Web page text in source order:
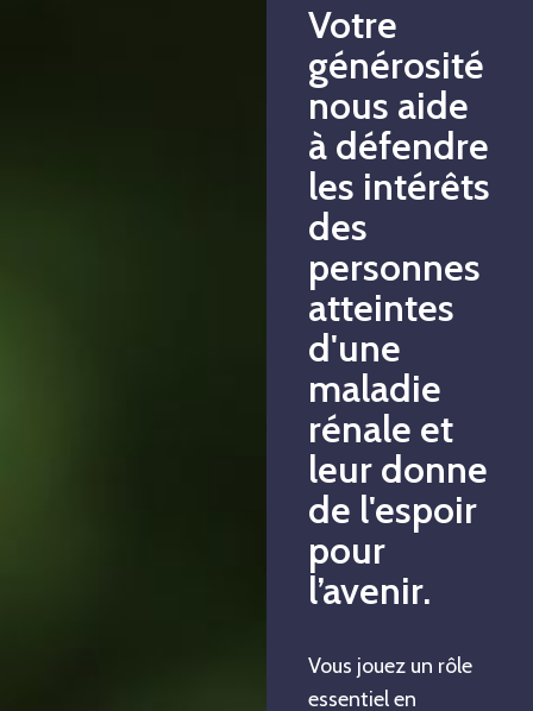
Votre
générosité
nous aide
à défendre
les intérêts
des
personnes
atteintes
d'une
maladie
rénale et
leur donne
de l'espoir
pour
l’avenir.
Vous jouez un rôle
essentiel en